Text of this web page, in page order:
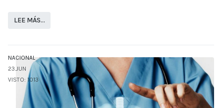
LEE MÁS…
NACIONAL
23.JUN
VISTO: 1013